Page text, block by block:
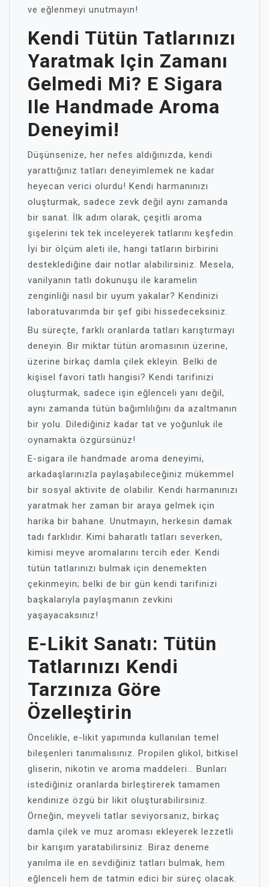
ve eğlenmeyi unutmayın!
Kendi Tütün Tatlarınızı
Yaratmak Için Zamanı
Gelmedi Mi? E Sigara
Ile Handmade Aroma
Deneyimi!
Düşünsenize, her nefes aldığınızda, kendi
yarattığınız tatları deneyimlemek ne kadar
heyecan verici olurdu! Kendi harmanınızı
oluşturmak, sadece zevk değil aynı zamanda
bir sanat. İlk adım olarak, çeşitli aroma
şişelerini tek tek inceleyerek tatlarını keşfedin.
İyi bir ölçüm aleti ile, hangi tatların birbirini
desteklediğine dair notlar alabilirsiniz. Mesela,
vanilyanın tatlı dokunuşu ile karamelin
zenginliği nasıl bir uyum yakalar? Kendinizi
laboratuvarımda bir şef gibi hissedeceksiniz.
Bu süreçte, farklı oranlarda tatları karıştırmayı
deneyin. Bir miktar tütün aromasının üzerine,
üzerine birkaç damla çilek ekleyin. Belki de
kişisel favori tatlı hangisi? Kendi tarifinizi
oluşturmak, sadece işin eğlenceli yanı değil,
aynı zamanda tütün bağımlılığını da azaltmanın
bir yolu. Dilediğiniz kadar tat ve yoğunluk ile
oynamakta özgürsünüz!
E-sigara ile handmade aroma deneyimi,
arkadaşlarınızla paylaşabileceğiniz mükemmel
bir sosyal aktivite de olabilir. Kendi harmanınızı
yaratmak her zaman bir araya gelmek için
harika bir bahane. Unutmayın, herkesin damak
tadı farklıdır. Kimi baharatlı tatları severken,
kimisi meyve aromalarını tercih eder. Kendi
tütün tatlarınızı bulmak için denemekten
çekinmeyin; belki de bir gün kendi tarifinizi
başkalarıyla paylaşmanın zevkini
yaşayacaksınız!
E-Likit Sanatı: Tütün
Tatlarınızı Kendi
Tarzınıza Göre
Özelleştirin
Öncelikle, e-likit yapımında kullanılan temel
bileşenleri tanımalısınız. Propilen glikol, bitkisel
gliserin, nikotin ve aroma maddeleri… Bunları
istediğiniz oranlarda birleştirerek tamamen
kendinize özgü bir likit oluşturabilirsiniz.
Örneğin, meyveli tatlar seviyorsanız, birkaç
damla çilek ve muz aroması ekleyerek lezzetli
bir karışım yaratabilirsiniz. Biraz deneme
yanılma ile en sevdiğiniz tatları bulmak, hem
eğlenceli hem de tatmin edici bir süreç olacak.